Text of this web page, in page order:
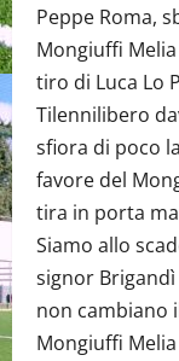
Peppe Roma,
Mongiuffi
tiro di Luca Lo
Tilennilibero
sfiora di poco
favore del
tira in porta
Siamo allo
signor
non cambiano
Mongiuffi